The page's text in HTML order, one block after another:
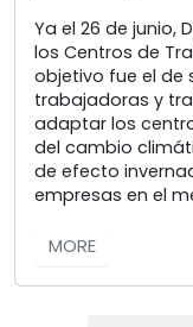
Ya el 26 de junio,
los Centros de
objetivo fue el de
trabajadoras y
adaptar los
del cambio
de efecto
empresas en el
MORE